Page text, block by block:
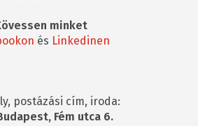
minket
és Linkedinen
postázási cím, iroda:
Fém utca 6.